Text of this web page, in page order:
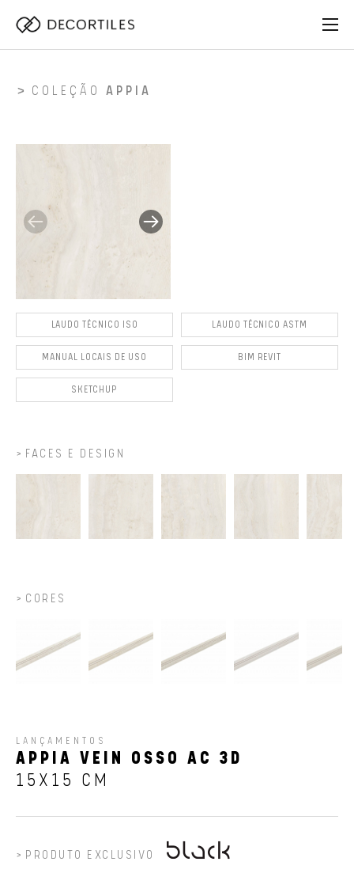
COLEÇÃO APPIA
LAUDO TÉCNICO ISO LAUDO TÉCNICO ASTM
MANUAL LOCAIS DE USO BIM REVIT
SKETCHUP
FACES E DESIGN
CORES
LANÇAMENTOS
APPIA VEIN OSSO AC 3D
15X15 CM
PRODUTO EXCLUSIVO